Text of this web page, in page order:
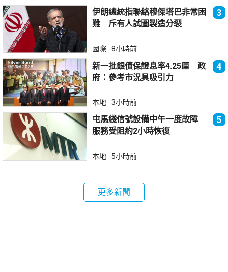
伊朗總統指聯絡穆傑塔巴非常困
難 斥有人試圖製造分裂
3
國際 8小時前
新一批銀債保證息率4.25厘 政
府：參考市況具吸引力
4
本地 3小時前
屯馬綫信號設備中午一度故障
服務受阻約2小時恢復
5
本地 5小時前
更多新聞